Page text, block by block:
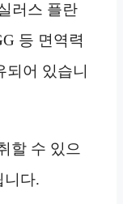
러스 플란
등 면역력
어 있습니
할 수 있으
니다.